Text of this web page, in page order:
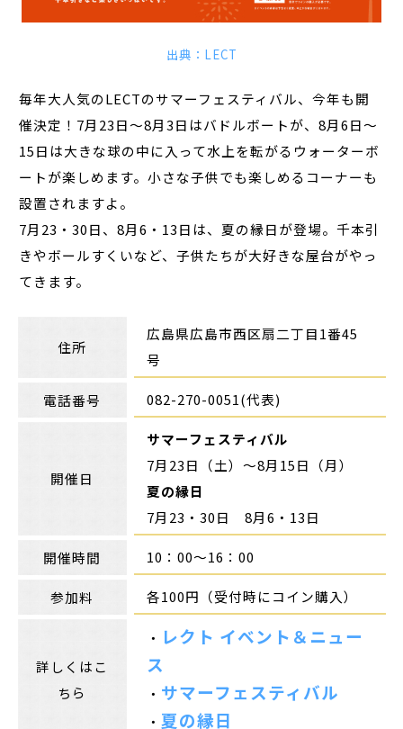
出典：LECT
毎年大人気のLECTのサマーフェスティバル、今年も開
催決定！7月23日～8月3日はバドルボートが、8月6日～
15日は大きな球の中に入って水上を転がるウォーターボ
ートが楽しめます。小さな子供でも楽しめるコーナーも
設置されますよ。
7月23・30日、8月6・13日は、夏の縁日が登場。千本引
きやボールすくいなど、子供たちが大好きな屋台がやっ
てきます。
住所
広島県広島市西区扇二丁目1番45
号
電話番号 082-270-0051(代表)
開催日
サマーフェスティバル
7月23日（土）～8月15日（月）
夏の縁日
7月23・30日 8月6・13日
開催時間 10：00～16：00
参加料 各100円（受付時にコイン購入）
詳しくはこ
ちら
・ レクト イベント＆ニュー
ス
・ サマーフェスティバル
・夏の縁日